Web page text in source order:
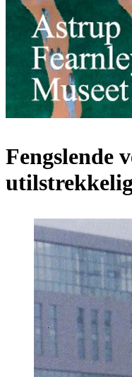
Fengslende